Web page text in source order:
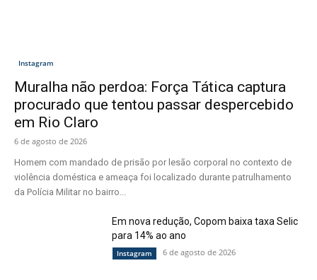
Instagram
Muralha não perdoa: Força Tática captura
procurado que tentou passar despercebido
em Rio Claro
6 de agosto de 2026
Homem com mandado de prisão por lesão corporal no contexto de
violência doméstica e ameaça foi localizado durante patrulhamento
da Polícia Militar no bairro...
Em nova redução, Copom baixa taxa Selic
para 14% ao ano
Instagram 6 de agosto de 2026